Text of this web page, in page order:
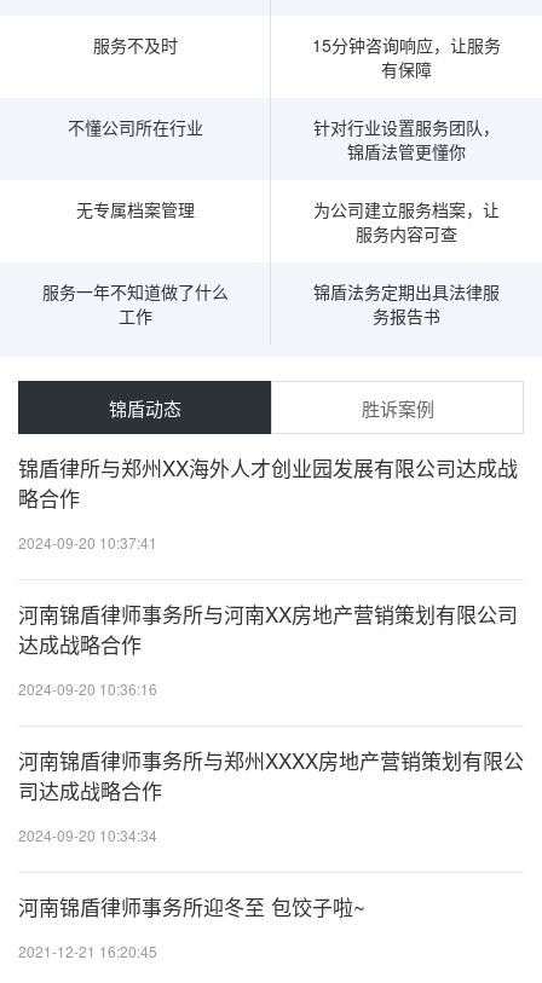
服务不及时
15分钟咨询响应，让服务
有保障
不懂公司所在行业
针对行业设置服务团队，
锦盾法管更懂你
无专属档案管理
为公司建立服务档案，让
服务内容可查
服务一年不知道做了什么
工作
锦盾法务定期出具法律服
务报告书
锦盾动态 胜诉案例
锦盾律所与郑州XX海外人才创业园发展有限公司达成战
略合作
2024-09-20 10:37:41
河南锦盾律师事务所与河南XX房地产营销策划有限公司
达成战略合作
2024-09-20 10:36:16
河南锦盾律师事务所与郑州XXXX房地产营销策划有限公
司达成战略合作
2024-09-20 10:34:34
河南锦盾律师事务所迎冬至 包饺子啦~
2021-12-21 16:20:45